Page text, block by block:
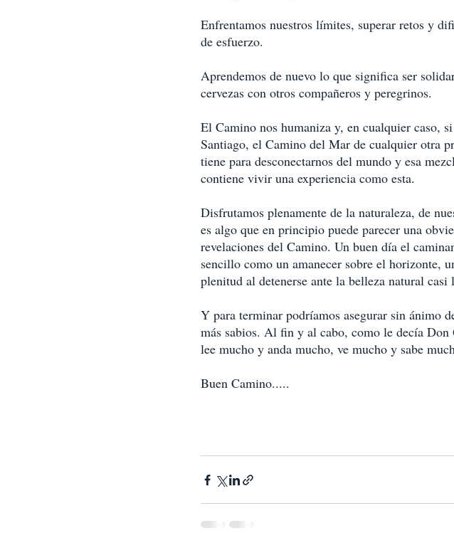
Enfrentamos nuestros límites, superar retos y
de esfuerzo.
Aprendemos de nuevo lo que significa ser
cervezas con otros compañeros y peregrinos.
El Camino nos humaniza y, en cualquier caso,
Santiago, el Camino del Mar de cualquier otra
tiene para desconectarnos del mundo y esa
contiene vivir una experiencia como esta.
Disfrutamos plenamente de la naturaleza, de
es algo que en principio puede parecer una
revelaciones del Camino. Un buen día el
sencillo como un amanecer sobre el horizonte,
plenitud al detenerse ante la belleza natural
Y para terminar podríamos asegurar sin ánimo
más sabios. Al fin y al cabo, como le decía
lee mucho y anda mucho, ve mucho y sabe
Buen Camino.....